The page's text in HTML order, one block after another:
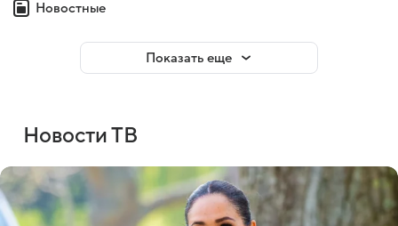
Новостные
Показать еще
Новости ТВ